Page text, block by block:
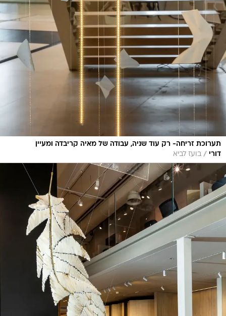
תערוכת זריחה- רק עוד שניה, עבודה של מאיה קריבדה ומעיין
דורי / בועז לביא